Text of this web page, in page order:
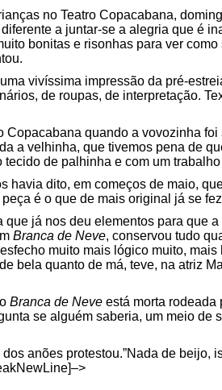
no Teatro Copacabana,
a juntar-se a alegria que é
bonitas e risonhas para ver
vivíssima impressão da pré-
de roupas, de interpretação.
Copacabana quando a vovozinha
a velhinha, que tivemos pena de
tecido de palhinha e com um
havia dito, em começos de maio,
é o que de mais original já se
que já nos deu elementos para que
Branca de Neve, conservou tudo
muito mais lógico muito,
bela quanto de má, teve, na atriz
Branca de Neve está morta rodeada
se alguém saberia, um meio de
anões protestou.”Nada de beijo,